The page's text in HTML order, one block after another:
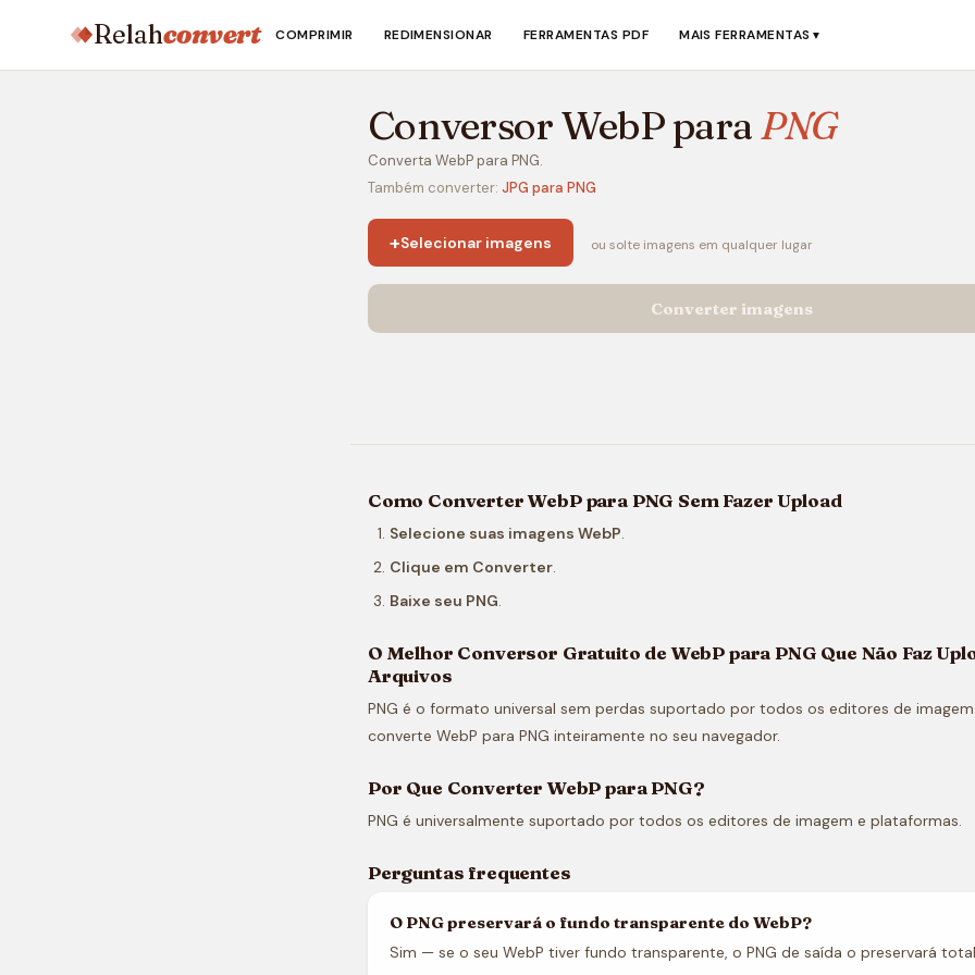
Relahconvert COMPRIMIR REDIMENSIONAR FERRAMENTAS PDF MAIS FERRAMENTAS ▼
Conversor WebP paraPNG
Converta WebP para PNG.
Também converter: JPG para PNG
+Selecionar imagens ou solte imagens em qualquer lugar
Converter imagens
Como Converter WebP para PNG Sem Fazer Upload
Selecione suas imagens WebP.
Clique em Converter.
Baixe seu PNG.
O Melhor Conversor Gratuito de WebP para PNG Que Não Faz
Arquivos
PNG é o formato universal sem perdas suportado por todos os editores de
converte WebP para PNG inteiramente no seu navegador.
Por Que Converter WebP para PNG?
PNG é universalmente suportado por todos os editores de imagem e plataformas.
Perguntas frequentes
O PNG preservará o fundo transparente do WebP?
Sim — se o seu WebP tiver fundo transparente, o PNG de saída o preservará